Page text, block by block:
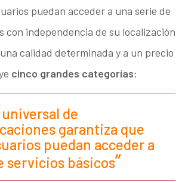
puedan acceder a una serie de
con independencia de su localización
calidad determinada y a un precio
cinco grandes categorías:
de
garantiza que
puedan acceder a
servicios básicos